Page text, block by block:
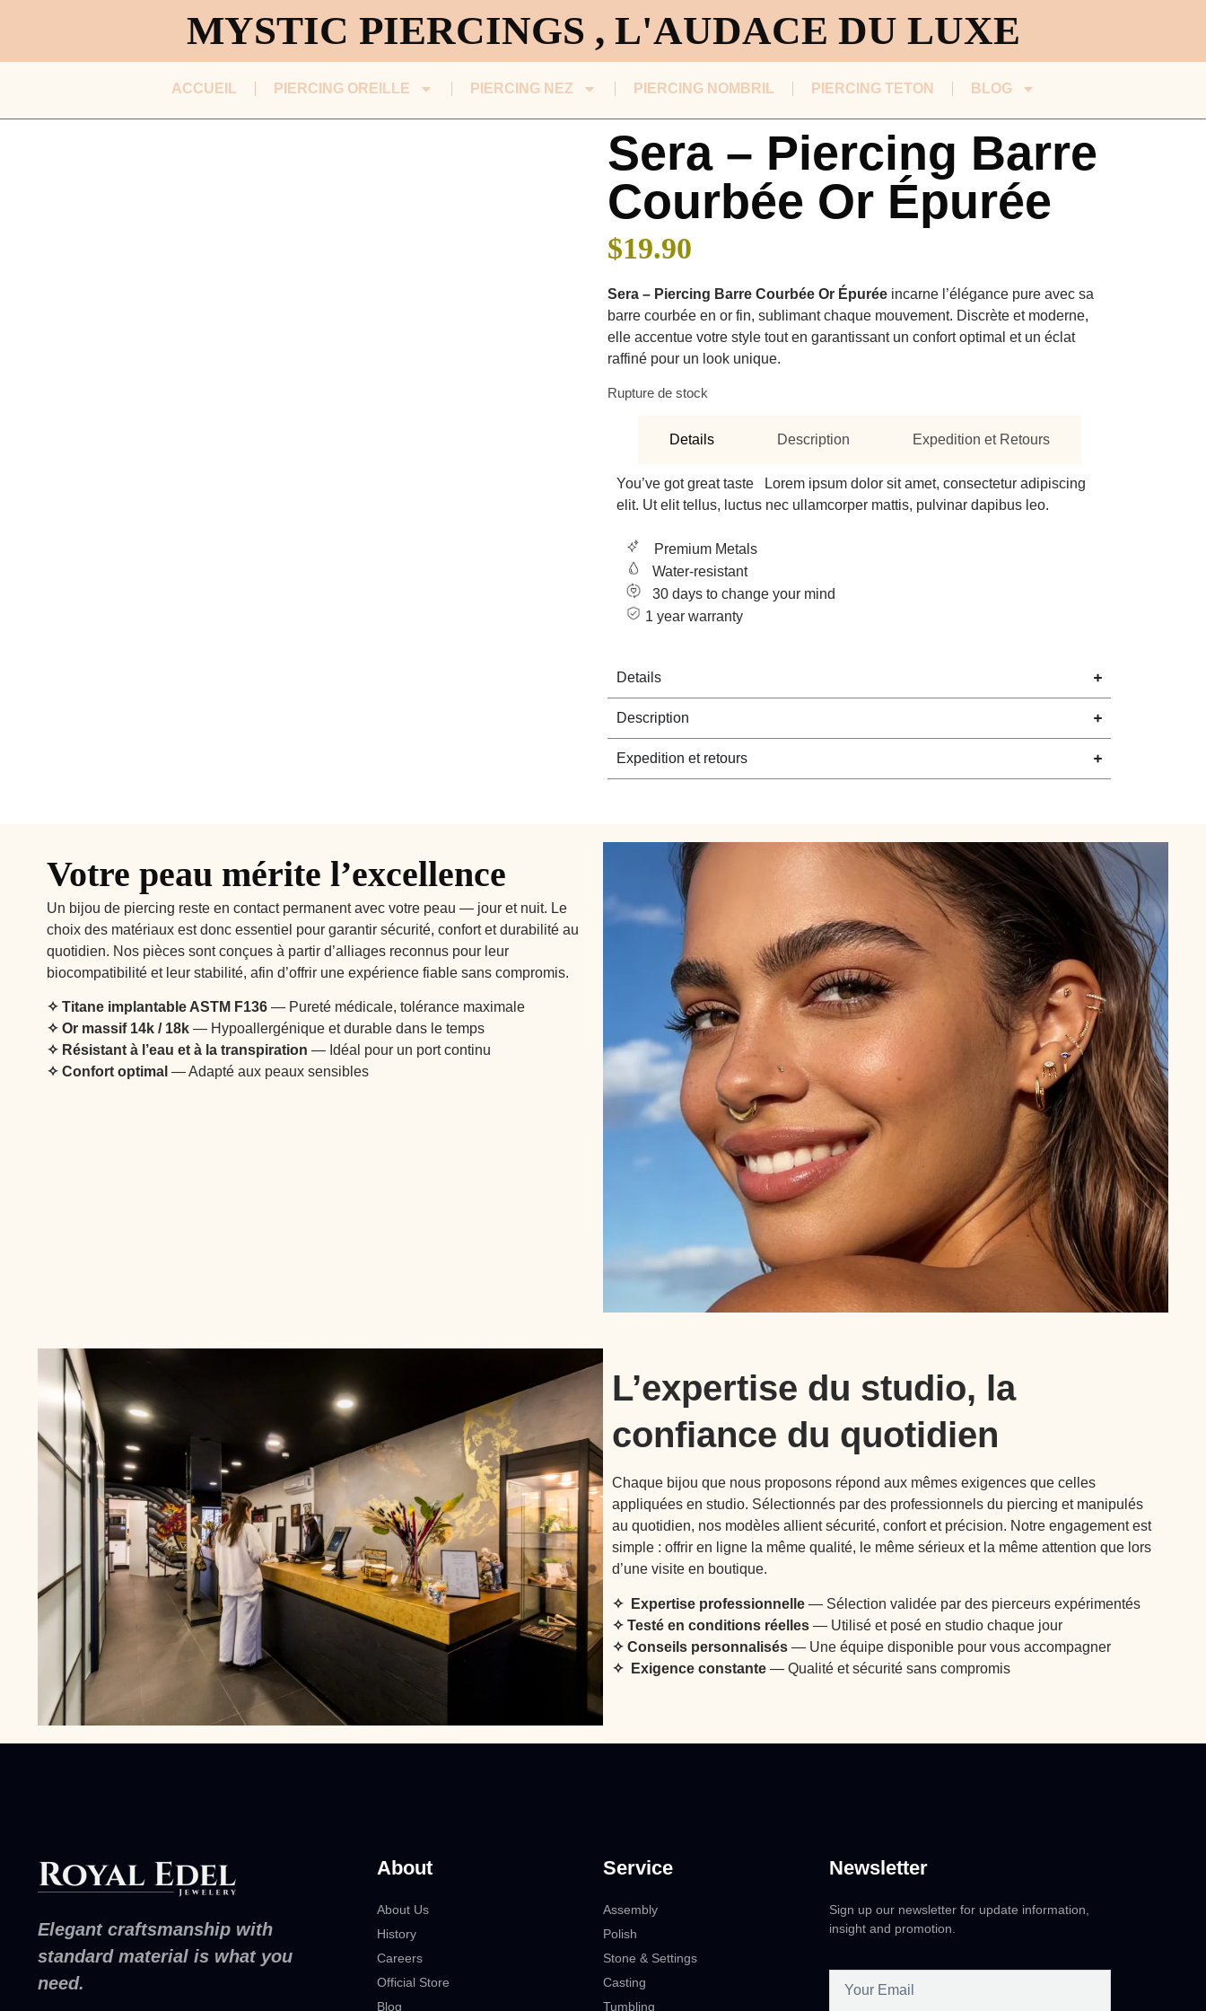
MYSTIC PIERCINGS , L'AUDACE DU LUXE
ACCUEIL PIERCING OREILLE PIERCING NEZ PIERCING NOMBRIL PIERCING TETON BLOG
Sera – Piercing Barre
Courbée Or Épurée
$19.90
Sera – Piercing Barre Courbée Or Épurée incarne l’élégance pure avec sa
barre courbée en or fin, sublimant chaque mouvement. Discrète et moderne,
elle accentue votre style tout en garantissant un confort optimal et un éclat
raffiné pour un look unique.
Rupture de stock
Details Description Expedition et Retours
You’ve got great taste Lorem ipsum dolor sit amet, consectetur adipiscing
elit. Ut elit tellus, luctus nec ullamcorper mattis, pulvinar dapibus leo.
Premium Metals
Water-resistant
30 days to change your mind
1 year warranty
Details
Description
Expedition et retours
Votre peau mérite l’excellence
Un bijou de piercing reste en contact permanent avec votre peau — jour et nuit. Le
choix des matériaux est donc essentiel pour garantir sécurité, confort et durabilité au
quotidien. Nos pièces sont conçues à partir d’alliages reconnus pour leur
biocompatibilité et leur stabilité, afin d’offrir une expérience fiable sans compromis.
✧ Titane implantable ASTM F136 — Pureté médicale, tolérance maximale
✧ Or massif 14k / 18k — Hypoallergénique et durable dans le temps
✧ Résistant à l’eau et à la transpiration — Idéal pour un port continu
✧ Confort optimal — Adapté aux peaux sensibles
L’expertise du studio, la
confiance du quotidien
Chaque bijou que nous proposons répond aux mêmes exigences que celles
appliquées en studio. Sélectionnés par des professionnels du piercing et manipulés
au quotidien, nos modèles allient sécurité, confort et précision. Notre engagement est
simple : offrir en ligne la même qualité, le même sérieux et la même attention que lors
d’une visite en boutique.
✧ Expertise professionnelle — Sélection validée par des pierceurs expérimentés
✧ Testé en conditions réelles — Utilisé et posé en studio chaque jour
✧ Conseils personnalisés — Une équipe disponible pour vous accompagner
✧ Exigence constante — Qualité et sécurité sans compromis
Elegant craftsmanship with
standard material is what you
need.
About
About Us
History
Careers
Official Store
Blog
Service
Assembly
Polish
Stone & Settings
Casting
Tumbling
Newsletter
Sign up our newsletter for update information,
insight and promotion.